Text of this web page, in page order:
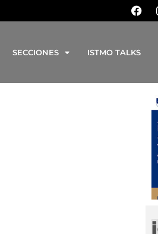
SECCIONES ISTMO TALKS